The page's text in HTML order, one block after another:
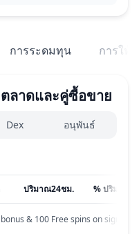
การระดมทุน การให้
ตลาดและคู่ซื้อขาย
Dex อนุพันธ์
ปริมาณ24ชม. % ปริมาณ
& 100 Free spins on sign up!